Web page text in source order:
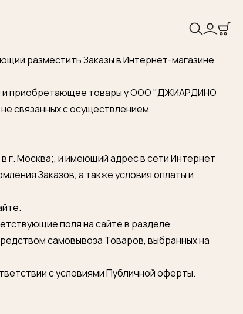
разместить Заказы в Интернет-магазине
и приобретающее товары у ООО "ДЖИАРДИНО
связанных с осуществлением
г. Москва;, и имеющий адрес в сети Интернет
Заказов, а также условия оплаты и
поля на сайте в разделе
самовывоза Товаров, выбранных на
с условиями Публичной оферты.